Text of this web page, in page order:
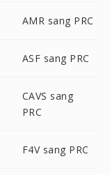
AMR sang PRC
ASF sang PRC
CAVS sang
PRC
F4V sang PRC